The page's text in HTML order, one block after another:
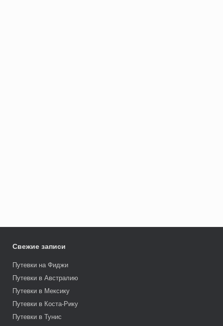
Свежие записи
Путевки на Фиджи
Путевки в Австралию
Путевки в Мексику
Путевки в Коста-Рику
Путевки в Тунис